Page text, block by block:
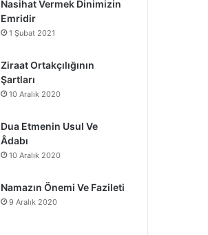
o
o
k
b
g
a
Nasihat Vermek Dinimizin
Emridir
1 Şubat 2021
Ziraat Ortakçılığının
Şartları
10 Aralık 2020
Dua Etmenin Usul Ve
Âdabı
10 Aralık 2020
Namazın Önemi Ve Fazileti
9 Aralık 2020